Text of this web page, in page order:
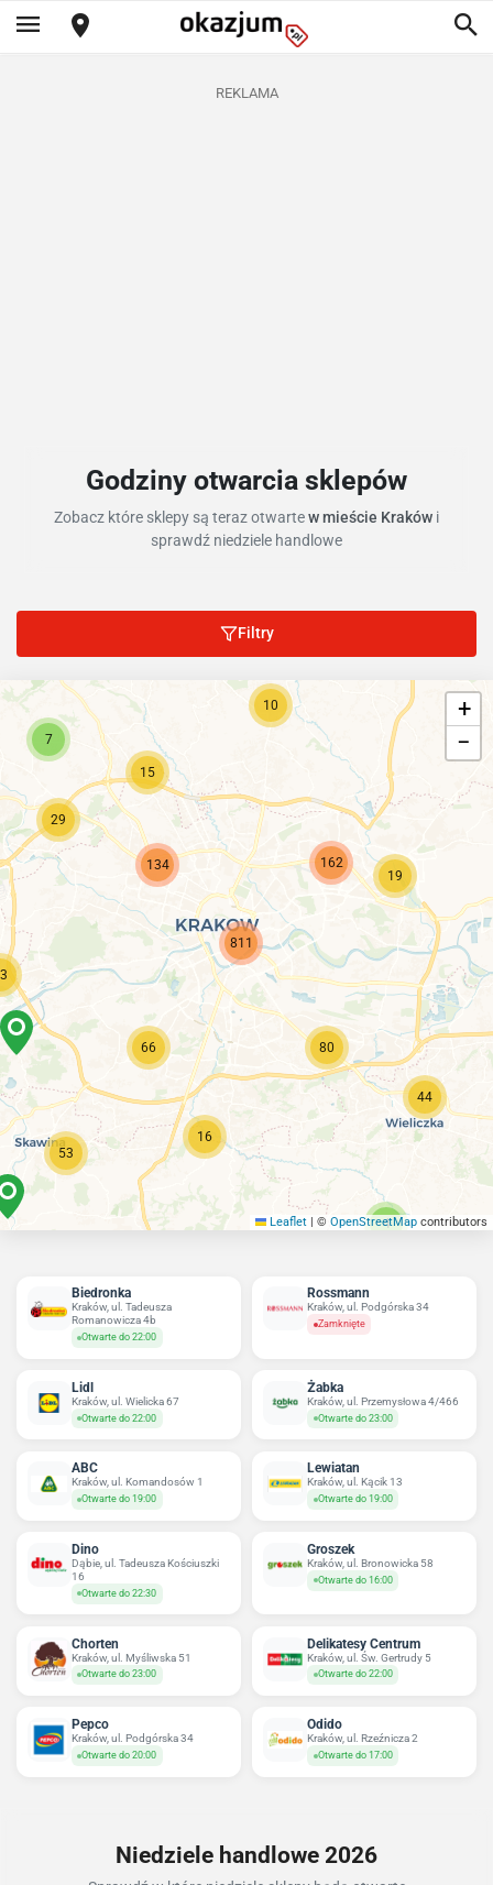
REKLAMA
Godziny otwarcia sklepów
Zobacz które sklepy są teraz otwartew mieście Kraków i
sprawdź niedziele handlowe
Filtry
66
19
16
15
10
44
7
4
811
80
162
134
29
53
+
−
Leaflet | © OpenStreetMap contributors
Biedronka
Kraków, ul. Tadeusza
Romanowicza 4b
Otwarte do 22:00
Rossmann
Kraków, ul. Podgórska 34
Zamknięte
Lidl
Kraków, ul. Wielicka 67
Otwarte do 22:00
Żabka
Kraków, ul. Przemysłowa 4/466
Otwarte do 23:00
ABC
Kraków, ul. Komandosów 1
Otwarte do 19:00
Lewiatan
Kraków, ul. Kącik 13
Otwarte do 19:00
Dino
Dąbie, ul. Tadeusza Kościuszki
16
Otwarte do 22:30
Groszek
Kraków, ul. Bronowicka 58
Otwarte do 16:00
Chorten
Kraków, ul. Myśliwska 51
Otwarte do 23:00
Delikatesy Centrum
Kraków, ul. Św. Gertrudy 5
Otwarte do 22:00
Pepco
Kraków, ul. Podgórska 34
Otwarte do 20:00
Odido
Kraków, ul. Rzeźnicza 2
Otwarte do 17:00
Niedziele handlowe 2026